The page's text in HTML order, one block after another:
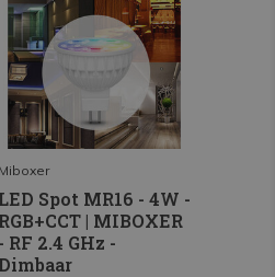
Miboxer
LED Spot MR16 - 4W -
RGB+CCT | MIBOXER
- RF 2.4 GHz -
Dimbaar